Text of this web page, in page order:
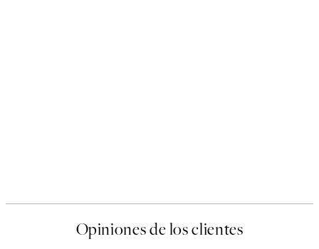
Opiniones de los clientes